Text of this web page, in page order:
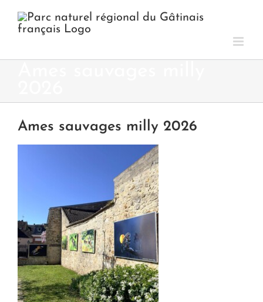
contenu
Ames sauvages milly 2026